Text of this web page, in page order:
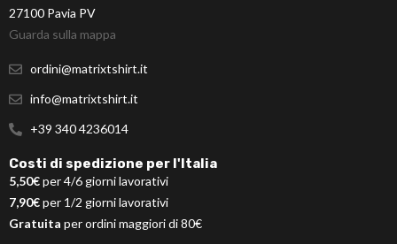
27100 Pavia PV
Guarda sulla mappa
ordini@matrixtshirt.it
info@matrixtshirt.it
+39 340 4236014
Costi di spedizione per l'Italia
5,50€per 4/6 giorni lavorativi
7,90€per 1/2 giorni lavorativi
Gratuita per ordini maggiori di 80€